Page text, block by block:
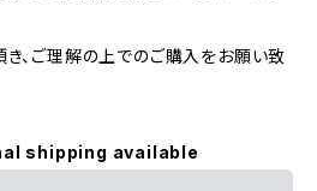
、ご理解の上でのご購入をお願い致
shipping available